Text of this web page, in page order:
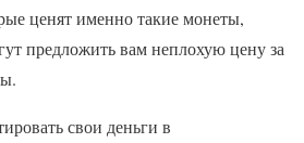
ценят именно такие монеты,
предложить вам неплохую цену за
свои деньги в